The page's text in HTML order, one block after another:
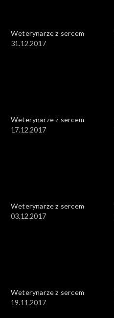
Weterynarze z sercem
31.12.2017
Weterynarze z sercem
17.12.2017
Weterynarze z sercem
03.12.2017
Weterynarze z sercem
19.11.2017